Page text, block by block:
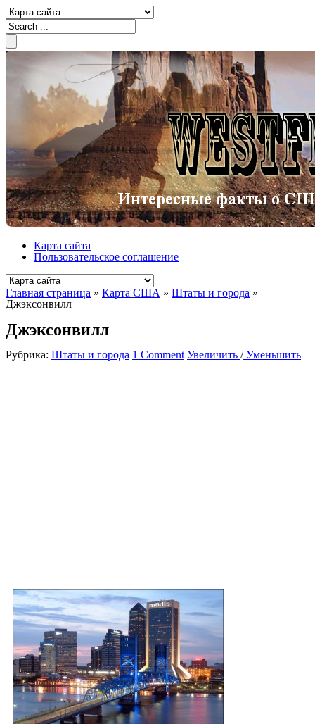
Карта сайта
Пользовательское соглашение
Главная страница » Карта США » Штаты и города »
Джэксонвилл
Джэксонвилл
Рубрика: Штаты и города 1 Comment Увеличить /Уменьшить